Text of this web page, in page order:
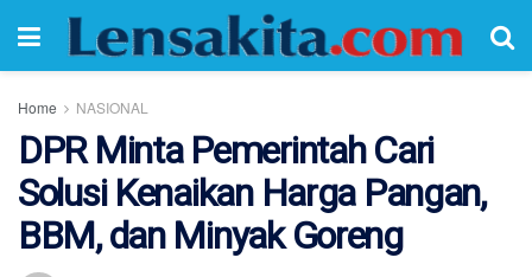
Home NASIONAL
DPR Minta Pemerintah Cari
Solusi Kenaikan Harga Pangan,
BBM, dan Minyak Goreng